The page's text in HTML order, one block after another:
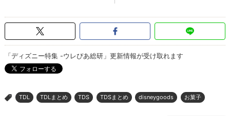
「ディズニー特集 -ウレぴあ総研」更新情報が受け取れます
> TDL TDLまとめ TDS TDSまとめ disneygoods お菓子